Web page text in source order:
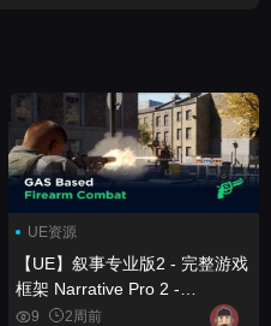
UE资源
【UE】叙事专业版2 - 完整游戏
框架 Narrative Pro 2 -
Complete Game Framework
9 2周前